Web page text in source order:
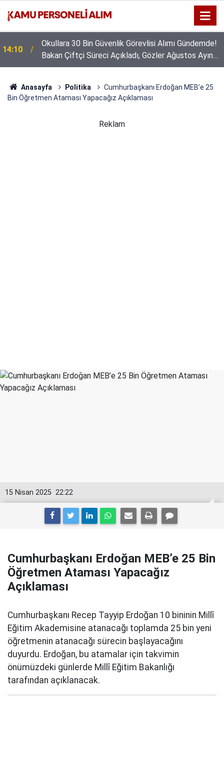
14:10
Okullara 30 Bin Güvenlik Görevlisi Alımı Gündemde!
Bakan Çiftçi Süreci Açıkladı, Gözler Ağustos Ayına
Çevrildi
Anasayfa Politika
Cumhurbaşkanı Erdoğan MEB’e 25
Bin Öğretmen Ataması Yapacağız Açıklaması
Reklam
22:22
15 Nisan 2025
Cumhurbaşkanı Erdoğan MEB’e 25 Bin
Öğretmen Ataması Yapacağız
Açıklaması
Cumhurbaşkanı Recep Tayyip Erdoğan 10 bininin Millî
Eğitim Akademisine atanacağı toplamda 25 bin yeni
öğretmenin atanacağı sürecin başlayacağını
duyurdu. Erdoğan, bu atamalar için takvimin
önümüzdeki günlerde Millî Eğitim Bakanlığı
tarafından açıklanacak.